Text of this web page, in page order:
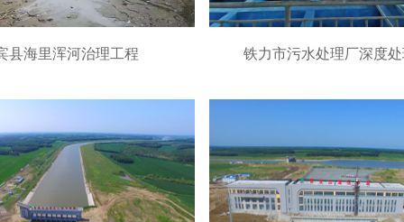
县海里浑河治理工程 铁力市污水处理厂深度